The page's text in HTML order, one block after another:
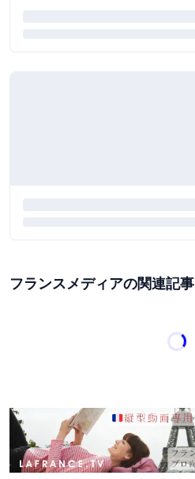
フランスメディアの関連記事